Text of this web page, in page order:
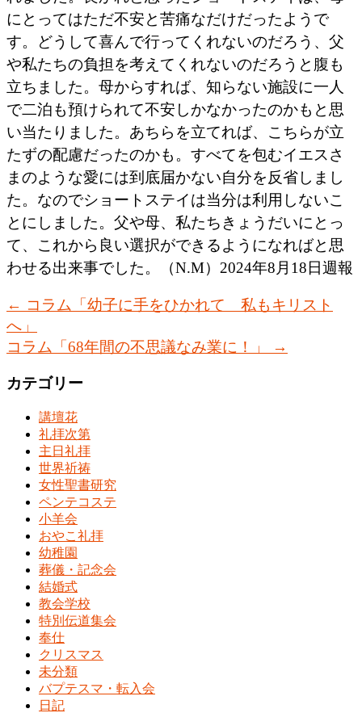
にとってはただ不安と苦痛なだけだったようで
す。どうして喜んで行ってくれないのだろう、父
や私たちの負担を考えてくれないのだろうと腹も
立ちました。母からすれば、知らない施設に一人
で二泊も預けられて不安しかなかったのかもと思
い当たりました。あちらを立てれば、こちらが立
たずの配慮だったのかも。すべてを包むイエスさ
まのような愛には到底届かない自分を反省しまし
た。なのでショートステイは当分は利用しないこ
とにしました。父や母、私たちきょうだいにとっ
て、これから良い選択ができるようになればと思
わせる出来事でした。（N.M）2024年8月18日週報
← コラム「幼子に手をひかれて 私もキリスト
へ」
コラム「68年間の不思議なみ業に！」
→
カテゴリー
講壇花
礼拝次第
主日礼拝
世界祈祷
女性聖書研究
ペンテコステ
小羊会
おやこ礼拝
幼稚園
葬儀・記念会
結婚式
教会学校
特別伝道集会
奉仕
クリスマス
未分類
バプテスマ・転入会
日記